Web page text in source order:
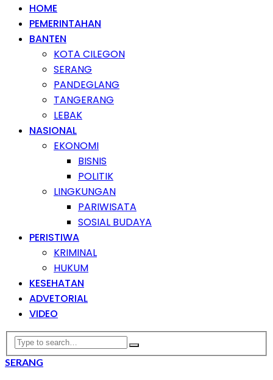
HOME
PEMERINTAHAN
BANTEN
KOTA CILEGON
SERANG
PANDEGLANG
TANGERANG
LEBAK
NASIONAL
EKONOMI
BISNIS
POLITIK
LINGKUNGAN
PARIWISATA
SOSIAL BUDAYA
PERISTIWA
KRIMINAL
HUKUM
KESEHATAN
ADVETORIAL
VIDEO
SERANG